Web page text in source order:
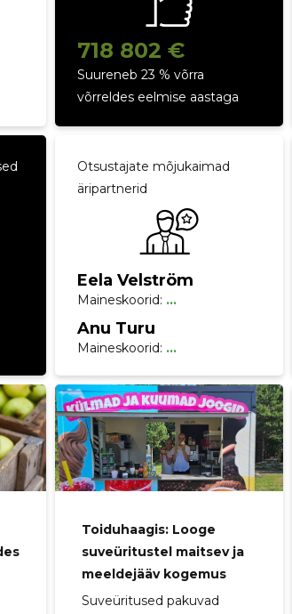
718 802 €
Suureneb 23 % võrra
võrreldes eelmise aastaga
Otsustajate mõjukaimad
äripartnerid
Eela Velström
Maineskoorid: ...
Anu Turu
Maineskoorid: ...
Toiduhaagis: Looge
suveüritustel maitsev ja
meeldejääv kogemus
Suveüritused pakuvad